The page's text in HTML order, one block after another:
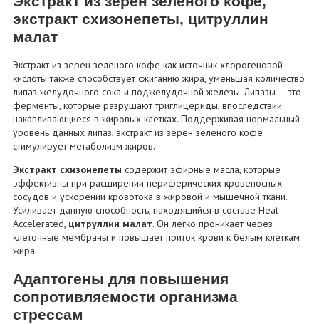
экстракт схизонепеты, цитруллин
малат
Экстракт из зерен зеленого кофе как источник хлорогеновой
кислоты также способствует сжиганию жира, уменьшая количество
липаз желудочного сока и поджелудочной железы. Липазы – это
ферменты, которые разрушают триглицериды, впоследствии
накапливающиеся в жировых клетках. Поддерживая нормальный
уровень данных липаз, экстракт из зерен зеленого кофе
стимулирует метаболизм жиров.
Экстракт схизонепеты содержит эфирные масла, которые
эффективны при расширении периферических кровеносных
сосудов и ускорении кровотока в жировой и мышечной ткани.
Усиливает данную способность, находящийся в составе Heat
Accelerated, цитруллин малат. Он легко проникает через
клеточные мембраны и повышает приток крови к белым клеткам
жира.
Адаптогены для повышения
сопротивляемости организма
стрессам